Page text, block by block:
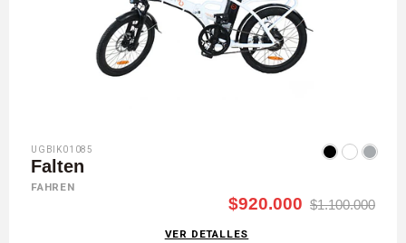
UGBIK01085
Falten
FAHREN
$920.000 $1.100.000
VER DETALLES